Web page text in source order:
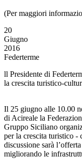
(Per maggiori
20
Giugno
2016
Federterme
ll Presidente di
la crescita turistico-
Il 25 giugno alle 10.00
di Acireale la
Gruppo Siciliano
per la crescita turistico -
discussione sarà
migliorando le